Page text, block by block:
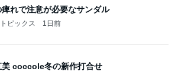
痺れで注意が必要なサンダル
ピックス 1日前
美 coccole冬の新作打合せ